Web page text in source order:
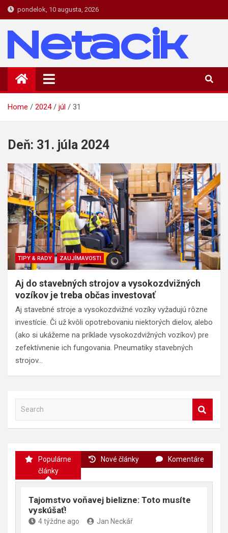
Skip
to
content
pondelok, 10 augusta, 2026
Netacik
Novinky a zaujímavosti zo sveta IT
Home 2024 júl 31
Deň: 31. júla 2024
TIPY & RADY ZAUJÍMAVOSTI
Aj do stavebných strojov a vysokozdvižných
vozíkov je treba občas investovať
Aj stavebné stroje a vysokozdvižné vozíky vyžadujú rôzne
investície. Či už kvôli opotrebovaniu niektorých dielov, alebo
(ako si ukážeme na príklade vysokozdvižných vozíkov) pre
zefektívnenie ich fungovania. Pneumatiky stavebných
strojov…
a
Populárne
články
Nové články Komentáre
Tajomstvo voňavej bielizne: Toto musíte
vyskúšať!
4 týždne ago Jan Neckář